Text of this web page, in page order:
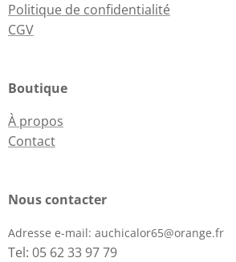
Politique de confidentialité
CGV
Boutique
À propos
Contact
Nous contacter
Adresse e-mail: auchicalor65@orange.fr
Tel: 05 62 33 97 79